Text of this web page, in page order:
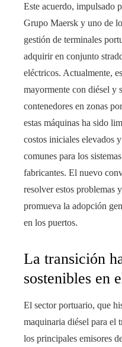
Este acuerdo, impulsado
Grupo Maersk y uno de
gestión de terminales
adquirir en conjunto
eléctricos. Actualmente,
mayormente con diésel y
contenedores en zonas
estas máquinas ha sido
costos iniciales elevados
comunes para los
fabricantes. El nuevo
resolver estos problemas
promueva la adopción
en los puertos.
La transición
sostenibles en
El sector portuario, que
maquinaria diésel para el
los principales emisores